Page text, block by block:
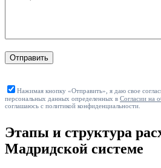
Отправить
Нажимая кнопку «Отправить», я даю свое
персональных данных определенных в Согласии на
соглашаюсь с политикой конфиденциальности.
Этапы и структура
Мадридской системе